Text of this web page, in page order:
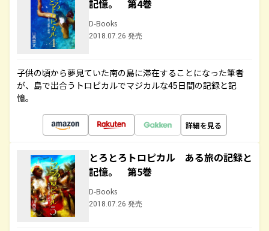
記憶。 第4巻
D-Books
2018.07.26 発売
子供の頃から夢見ていた南の島に滞在することになった筆者
が、島で出合うトロピカルでマジカルな45日間の記録と記
憶。
詳細を見る
とろとろトロピカル ある旅の記録と
記憶。 第5巻
D-Books
2018.07.26 発売